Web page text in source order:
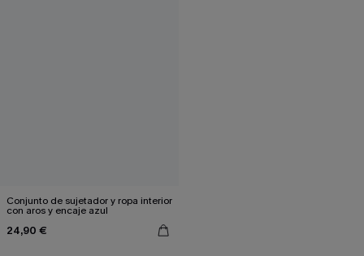
Conjunto de sujetador y ropa interior
con aros y encaje azul
24,90 €